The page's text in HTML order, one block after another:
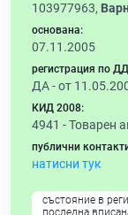
103977963,
основана:
07.11.2005
регистрация по
ДА - от
КИД 2008:
4941 -Товарен
публични
натисни тук
състояние в
последна